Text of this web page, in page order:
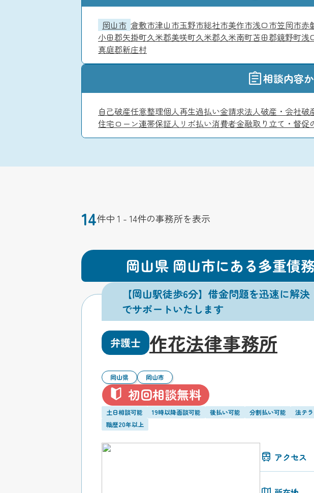
岡山市 倉敷市津山市玉野市総社市美作市浅口市笠岡市赤
小田郡矢掛町久米郡美咲町久米郡久米南町苫田郡鏡野町浅
真庭郡新庄村
相談内容
自己破産任意整理個人再生過払い金請求法人破産・会社破
住宅ローン連帯保証人 リボ払い消費者金融取り立て・督促
14件中 1 - 14件の事務所を表示
岡山県 岡山市にある多重債
【岡山駅徒歩6分】借金問題を迅速に解
でサポートいたします
弁護士 作花法律事務所
岡山県 岡山市
初回相談無料
土日相談可能 19時以降面談可能 後払い可能 分割払い可能 法テ
職歴20年以上
アクセス